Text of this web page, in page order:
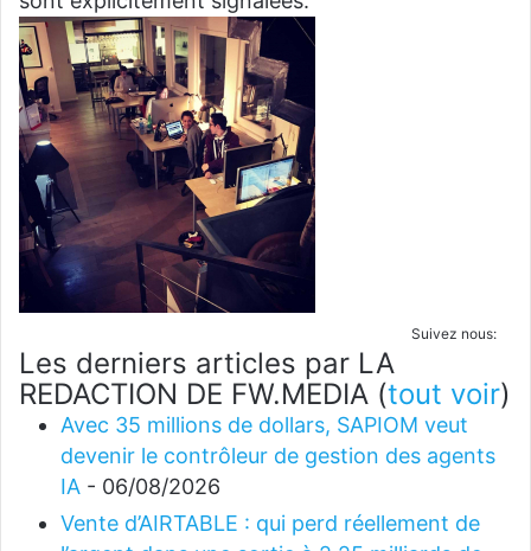
Suivez nous:
Les derniers articles par LA
REDACTION DE FW.MEDIA (tout voir)
Avec 35 millions de dollars, SAPIOM veut
devenir le contrôleur de gestion des agents
IA - 06/08/2026
Vente d’AIRTABLE : qui perd réellement de